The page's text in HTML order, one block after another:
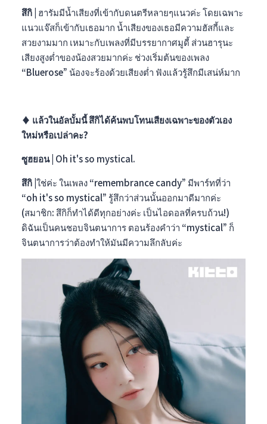
สึกิ | ฮารัมมีน้ำเสียงที่เข้ากับดนตรีหลายๆแนวค่ะ โดยเฉพาะ
แนวแจ๊สก็เข้ากับเธอมาก น้ำเสียงของเธอมีความฮัสกี้และ
สวยงามมาก เหมาะกับเพลงที่มีบรรยากาศมูดี้ ส่วนฮารุนะ
เสียงสูงต่ำของน้องสวยมากค่ะ ช่วงเริ่มต้นของเพลง
“Bluerose” น้องจะร้องด้วยเสียงต่ำ ฟังแล้วรู้สึกมีเสน่ห์มาก
♦︎ แล้วในอัลบั้มนี้ สึกิได้ค้นพบโทนเสียงเฉพาะของตัวเอง
ใหม่หรือเปล่าคะ?
ซูฮยอน | Oh it's so mystical.
สึกิ |ใช่ค่ะ ในเพลง “remembrance candy” มีพาร์ทที่ว่า
“oh it's so mystical” รู้สึกว่าส่วนนั้นออกมาดีมากค่ะ
(สมาชิก: สึกิก็ทำได้ดีทุกอย่างค่ะ เป็นไอดอลที่ครบถ้วน!)
ดิฉันเป็นคนชอบจินตนาการ ตอนร้องคำว่า “mystical” ก็
จินตนาการว่าต้องทำให้มันมีความลึกลับค่ะ